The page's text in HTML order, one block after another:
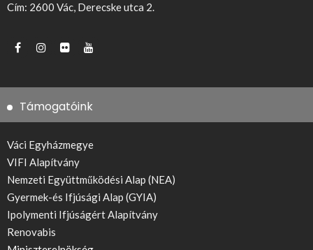
Cím: 2600 Vác, Derecske utca 2.
Támogatóink
Váci Egyházmegye
VIFI Alapítvány
Nemzeti Együttműködési Alap (NEA)
Gyermek-és Ifjúsági Alap (GYIA)
Ipolymenti Ifjúságért Alapítvány
Renovabis